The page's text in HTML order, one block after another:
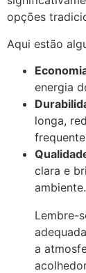
opções
Aqui estão
energia
longa,
clara e
ambiente.
Lembre-
a